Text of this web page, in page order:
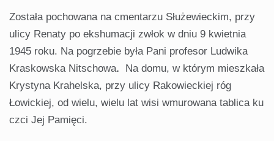
Została pochowana na cmentarzu Służewieckim, przy
ulicy Renaty po ekshumacji zwłok w dniu 9 kwietnia
1945 roku. Na pogrzebie była Pani profesor Ludwika
Kraskowska Nitschowa. Na domu, w którym mieszkała
Krystyna Krahelska, przy ulicy Rakowieckiej róg
Łowickiej, od wielu, wielu lat wisi wmurowana tablica ku
czci Jej Pamięci.